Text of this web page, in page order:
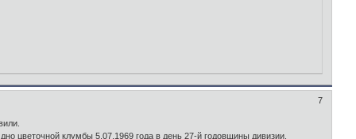
7
цветочной клумбы 5.07.1969 года в день 27-й годовщины дивизии.